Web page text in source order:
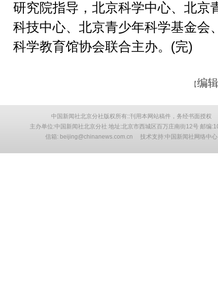
研究院指导，北京科学中心、北京
科技中心、北京青少年科学基金会
科学教育馆协会联合主办。(完)
【编
中国新闻社北京分社版权所有::刊用本网站稿件，务经书面授权
主办单位:中国新闻社北京分社 地址:北京市西城区百万庄南街12号 邮编
信箱: beijing@chinanews.com.cn 技术支持:中国新闻社网络中心